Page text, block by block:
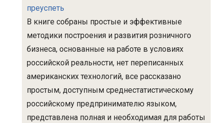
преуспеть
В книге собраны простые и эффективные
методики построения и развития розничного
бизнеса, основанные на работе в условиях
российской реальности, нет переписанных
американских технологий, все рассказано
простым, доступным среднестатистическому
российскому предпринимателю языком,
представлена полная и необходимая для работы